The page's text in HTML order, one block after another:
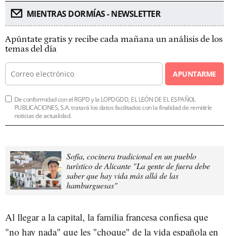
MIENTRAS DORMÍAS - NEWSLETTER
Apúntate gratis y recibe cada mañana un análisis de los
temas del día
APUNTARME
De conformidad con el RGPD y la LOPDGDD, EL LEÓN DE EL ESPAÑOL
PUBLICACIONES, S.A. tratará los datos facilitados con la finalidad de remitirle
noticias de actualidad.
Sofía, cocinera tradicional en un pueblo
turístico de Alicante "La gente de fuera debe
saber que hay vida más allá de las
hamburguesas"
Al llegar a la capital, la familia francesa confiesa que
"no hay nada" que les "choque" de la vida española en